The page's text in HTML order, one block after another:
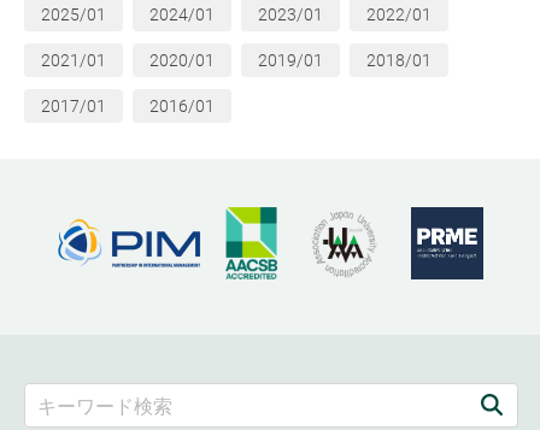
2025/01 2024/01 2023/01 2022/01
2021/01 2020/01 2019/01 2018/01
2017/01 2016/01